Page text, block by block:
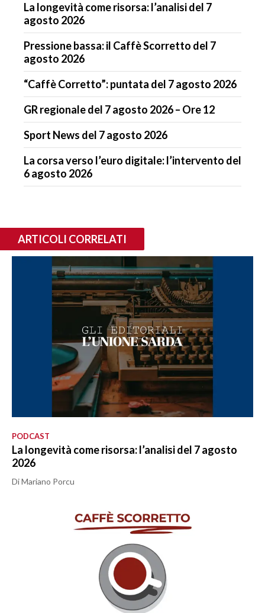
La longevità come risorsa: l’analisi del 7
agosto 2026
Pressione bassa: il Caffè Scorretto del 7
agosto 2026
“Caffè Corretto”: puntata del 7 agosto 2026
GR regionale del 7 agosto 2026 – Ore 12
Sport News del 7 agosto 2026
La corsa verso l’euro digitale: l’intervento del
6 agosto 2026
ARTICOLI CORRELATI
PODCAST
La longevità come risorsa: l’analisi del 7 agosto
2026
Di Mariano Porcu